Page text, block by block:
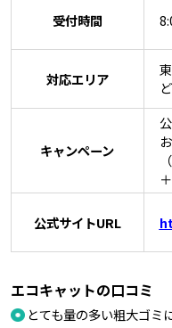
受付時間
対応エリア
ど
キャンペーン
公式サイトURL
エコキャットの口コミ
とても量の多い粗大ゴミ